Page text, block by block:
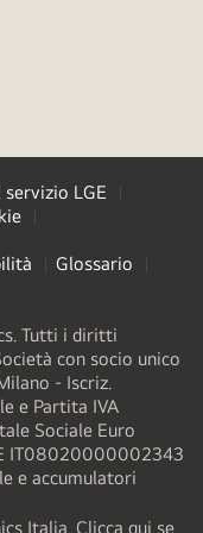
LGE
Glossario
Tutti i diritti
con socio unico
- Iscriz.
e Partita IVA
Sociale Euro
IT08020000002343​
e accumulatori
Italia. Clicca qui se